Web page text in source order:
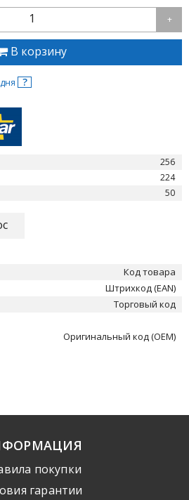
1 +
В корзину
?
256
224
50
Код товара
Штрихкод (EAN)
Торговый код
Оригинальный код (OEM)
покупки
гарантии